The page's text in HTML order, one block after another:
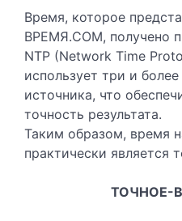
Время, которое
ВРЕМЯ.COM, получено
NTP (Network Time
использует три и
источника, что
точность результата.
Таким образом, время
практически является
ТОЧНОЕ-